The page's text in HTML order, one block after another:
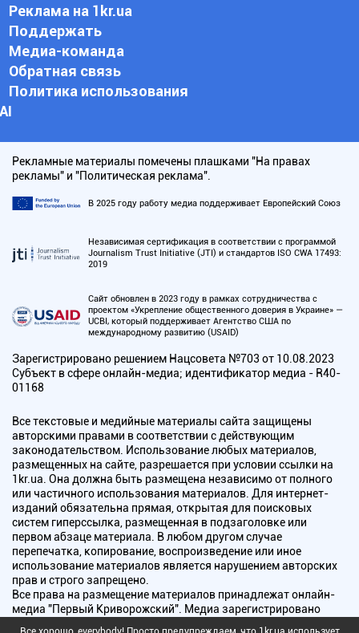
Реклама на 1kr.ua
Поддержать
Медиа-команда
Обратная связь
Политика использования
АI
Рекламные материалы помечены плашками "На правах
рекламы" и "Политическая реклама".
В 2025 году работу медиа поддерживает Европейский Союз
Независимая сертификация в соответствии с программой
Journalism Trust Initiative (JTI) и стандартов ISO CWA 17493:
2019
Сайт обновлен в 2023 году в рамках сотрудничества с
проектом «Укрепление общественного доверия в Украине» —
UCBI, который поддерживает Агентство США по
международному развитию (USAID)
Зарегистрировано решением Нацсовета №703 от 10.08.2023
Субъект в сфере онлайн-медиа; идентификатор медиа - R40-
01168
Все текстовые и медийные материалы сайта защищены
авторскими правами в соответствии с действующим
законодательством. Использование любых материалов,
размещенных на сайте, разрешается при условии ссылки на
1kr.ua. Она должна быть размещена независимо от полного
или частичного использования материалов. Для интернет-
изданий обязательна прямая, открытая для поисковых
систем гиперссылка, размещенная в подзаголовке или
первом абзаце материала. В любом другом случае
перепечатка, копирование, воспроизведение или иное
использование материалов является нарушением авторских
прав и строго запрещено.
Все права на размещение материалов принадлежат онлайн-
медиа "Первый Криворожский". Медиа зарегистрировано